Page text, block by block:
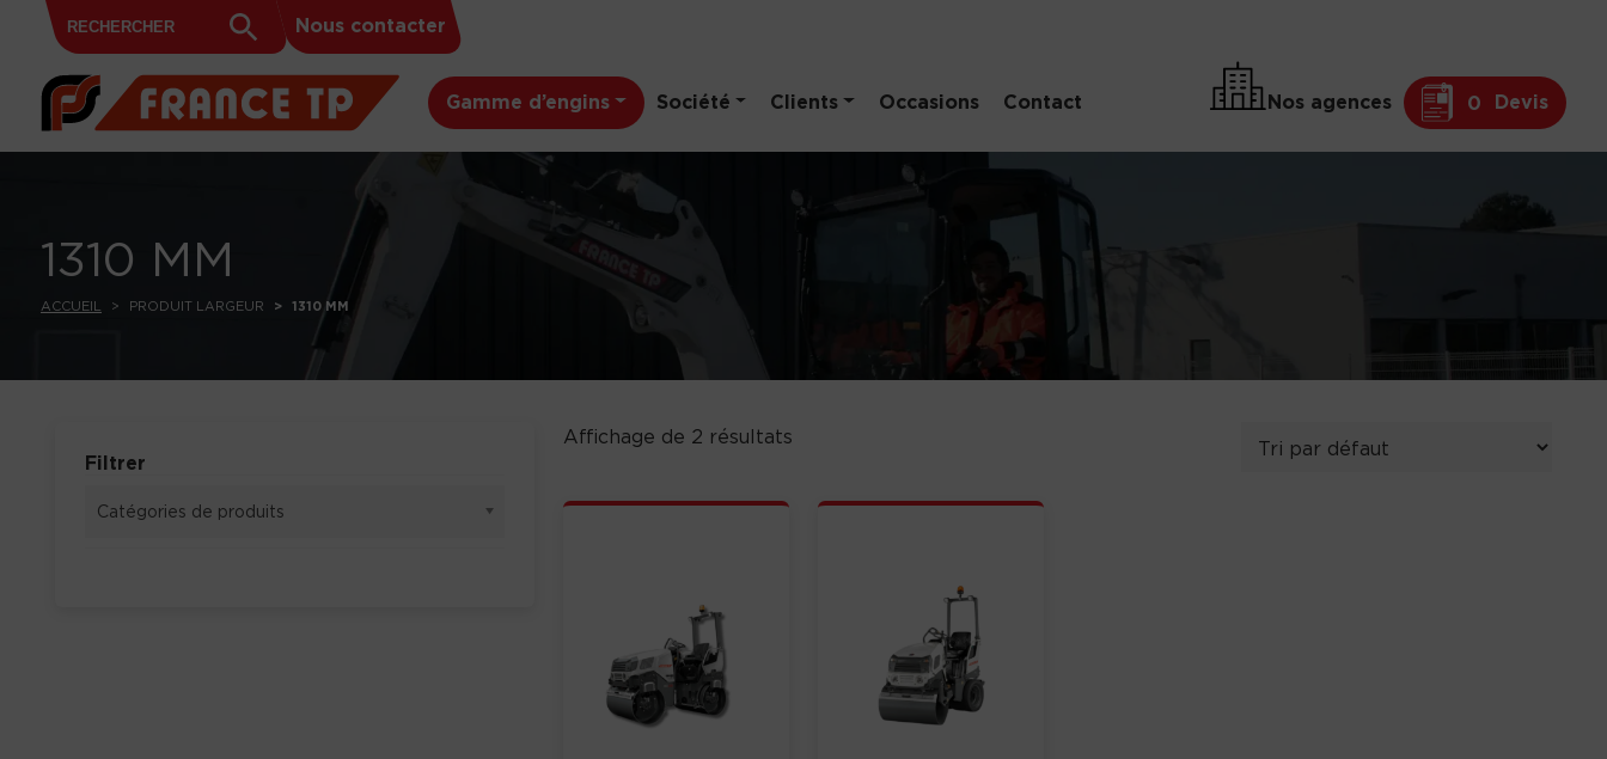
Skip to content
Search
for:
Search
Button
Nous contacter
Gamme d’engins Société Clients Occasions Contact Nos agences 0 Devis
1310 MM
ACCUEIL PRODUIT LARGEUR 1310 MM
Filtrer
Catégories de produits
Affichage de 2 résultats